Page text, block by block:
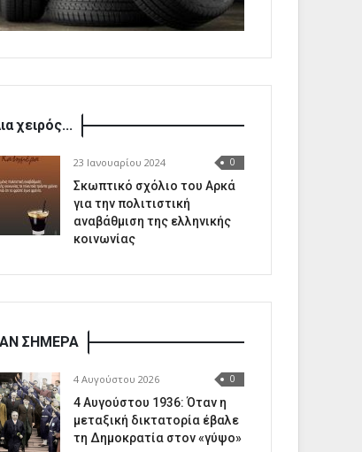
χειρός...
23 Ιανουαρίου 2024 0
Σκωπτικό σχόλιο του Αρκά
για την πολιτιστική
αναβάθμιση της ελληνικής
κοινωνίας
ΣΗΜΕΡΑ
4 Αυγούστου 2026 0
4 Αυγούστου 1936: Όταν η
μεταξική δικτατορία έβαλε
τη Δημοκρατία στον «γύψο»